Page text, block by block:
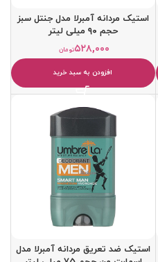
استیک مردانه آمبرلا مدل جنتل سبز
حجم ۹۰ میلی لیتر
تومان۵۲۸,۰۰۰
افزودن به سبد خرید
استیک ضد تعریق مردانه آمبرلا مدل